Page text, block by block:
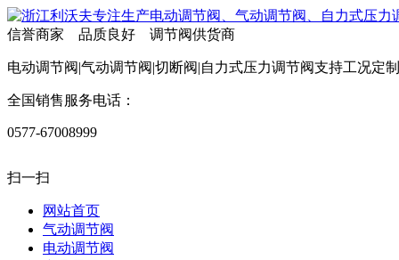
信誉商家 品质良好 调节阀供货商
电动调节阀|气动调节阀|切断阀|自力式压力调节阀支持工况定制
全国销售服务电话：
0577-67008999
扫一扫
网站首页
气动调节阀
电动调节阀